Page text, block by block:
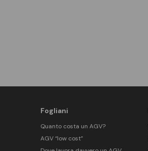
Fogliani
Quanto costa un AGV?
AGV “low cost”